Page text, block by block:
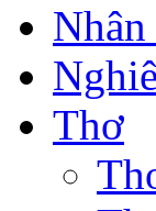
Thơ